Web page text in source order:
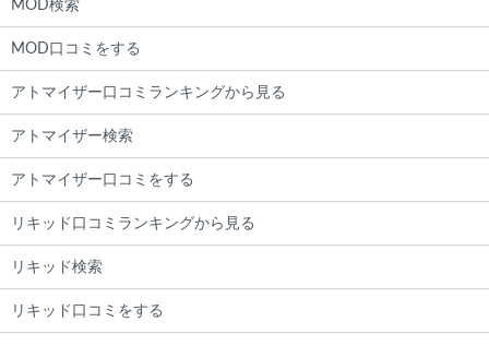
MOD検索
MOD口コミをする
アトマイザー口コミランキングから見る
アトマイザー検索
アトマイザー口コミをする
リキッド口コミランキングから見る
リキッド検索
リキッド口コミをする